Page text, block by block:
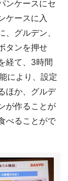
ンケースにセ
ケースに入
グルデン、
タンを押せ
経て、3時間
により、設定
ほか、グルデ
が作ることが
べることがで